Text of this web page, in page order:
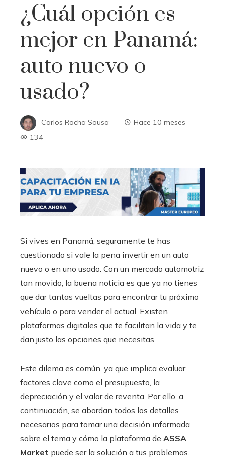
¿Cuál opción es
mejor en Panamá:
auto nuevo o
usado?
Carlos Rocha Sousa
Hace 10 meses
134
Si vives en Panamá, seguramente te has
cuestionado si vale la pena invertir en un auto
nuevo o en uno usado. Con un mercado automotriz
tan movido, la buena noticia es que ya no tienes
que dar tantas vueltas para encontrar tu próximo
vehículo o para vender el actual. Existen
plataformas digitales que te facilitan la vida y te
dan justo las opciones que necesitas.
Este dilema es común, ya que implica evaluar
factores clave como el presupuesto, la
depreciación y el valor de reventa. Por ello, a
continuación, se abordan todos los detalles
necesarios para tomar una decisión informada
sobre el tema y cómo la plataforma de ASSA
Market puede ser la solución a tus problemas.